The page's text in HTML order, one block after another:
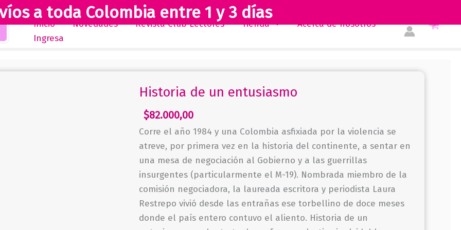
a toda Colombia entre 1 y 3 días
Inicio Novedades Revista Club Lectores Tienda
Acerca de nosotros
Ingresa
Historia de un entusiasmo
$82.000,00
Corre el año 1984 y una Colombia asfixiada por la violencia se
atreve, por primera vez en la historia del continente, a sentar en
una mesa de negociación al Gobierno y a las guerrillas
insurgentes (particularmente el M-19). Nombrada miembro de la
comisión negociadora, la laureada escritora y periodista Laura
Restrepo vivió desde las entrañas ese torbellino de doce meses
donde el país entero contuvo el aliento. Historia de un